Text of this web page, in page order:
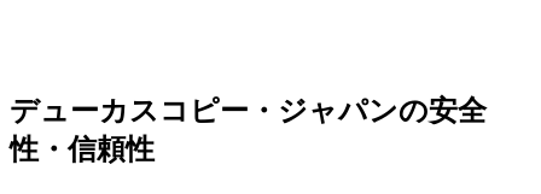
デューカスコピー・ジャパンの安全
性・信頼性